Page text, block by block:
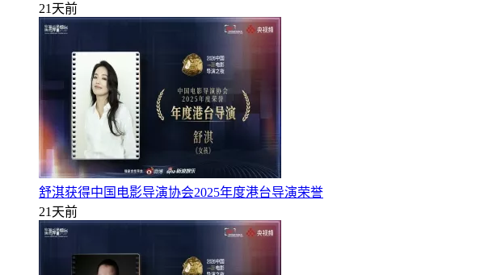
21天前
舒淇获得中国电影导演协会2025年度港台导演荣誉
21天前